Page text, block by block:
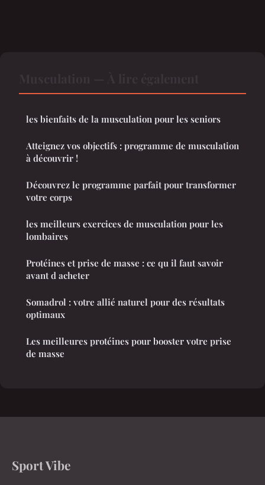
les bienfaits de la musculation pour les seniors
Atteignez vos objectifs : programme de musculation
à découvrir !
Découvrez le programme parfait pour transformer
votre corps
les meilleurs exercices de musculation pour les
lombaires
Protéines et prise de masse : ce qu il faut savoir
avant d acheter
Somadrol : votre allié naturel pour des résultats
optimaux
Les meilleures protéines pour booster votre prise
de masse
Sport Vibe